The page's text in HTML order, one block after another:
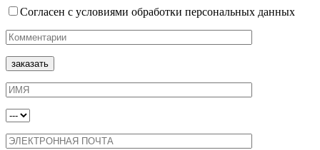
Согласен с условиями обработки персональных данных